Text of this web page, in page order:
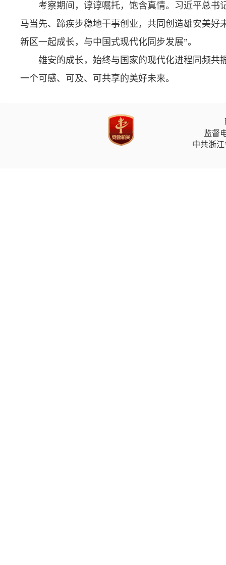
考察期间，谆谆嘱托，饱含真情。习近平总书
马当先、蹄疾步稳地干事创业，共同创造雄安美好
新区一起成长，与中国式现代化同步发展”。
雄安的成长，始终与国家的现代化进程同频共
一个可感、可及、可共享的美好未来。
监督
中共浙